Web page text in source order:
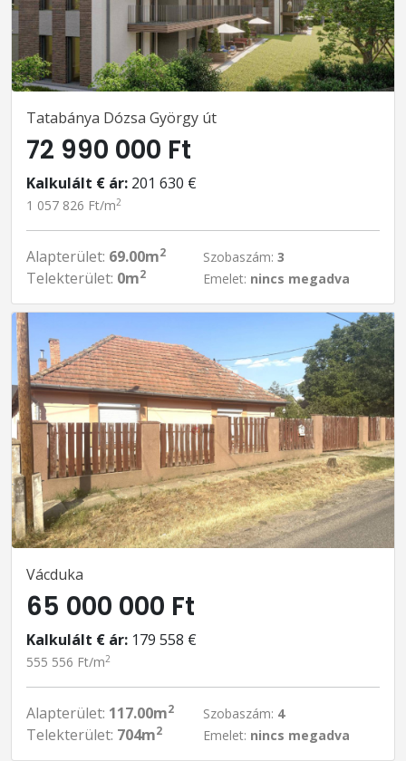
Tatabánya Dózsa György út
72 990 000 Ft
Kalkulált € ár: 201 630 €
1 057 826 Ft/m2
Alapterület: 69.00m2
Telekterület: 0m2
Szobaszám: 3
Emelet: nincs megadva
Vácduka
65 000 000 Ft
Kalkulált € ár: 179 558 €
555 556 Ft/m2
Alapterület: 117.00m2
Telekterület: 704m2
Szobaszám: 4
Emelet: nincs megadva